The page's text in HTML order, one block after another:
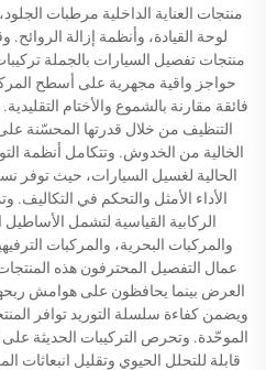
منتجات العناية الداخلية مرطبات
لوحة القيادة، وأنظمة إزالة
منتجات تفصيل السيارات بالجملة
حواجز واقية مجهرية على أسطح
فائقة مقارنة بالشموع والأختام
التنظيف من خلال قدرتها المحسّنة
الخالية من الخدوش. وتتكامل أنظمة
الحالية لغسيل السيارات، حيث توفر
الأداء الأمثل والتحكم في التكاليف.
الركابية القياسية لتشمل الأساطيل
والمركبات البحرية، والمركبات
عمال التفصيل المحترفون هذه
العرض بينما يحافظون على هوامش
ويضمن كفاءة سلسلة التوريد توافر
الموحّدة. وتحرص التركيبات الحديثة على
قابلة للتحلل الحيوي وتقليل انبعاثات